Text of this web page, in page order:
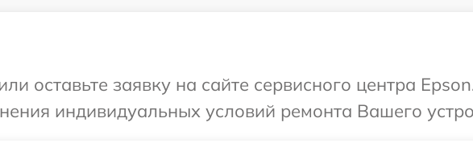
оставьте заявку на сайте сервисного центра
индивидуальных условий ремонта Вашего